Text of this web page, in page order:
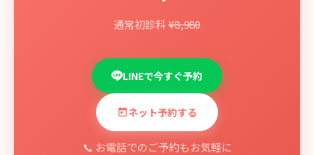
通常初診料¥8,980
LINEで今すぐ予約
ネット予約する
📞 お電話でのご予約もお気軽に